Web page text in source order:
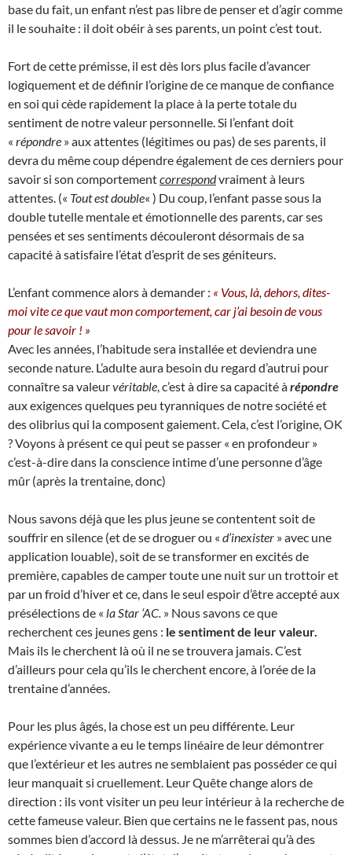
base du fait, un enfant n’est pas libre de penser et d’agir comme
il le souhaite : il doit obéir à ses parents, un point c’est tout.
Fort de cette prémisse, il est dès lors plus facile d’avancer
logiquement et de définir l’origine de ce manque de confiance
en soi qui cède rapidement la place à la perte totale du
sentiment de notre valeur personnelle. Si l’enfant doit
« répondre » aux attentes (légitimes ou pas) de ses parents, il
devra du même coup dépendre également de ces derniers pour
savoir si son comportementcorrespondvraiment à leurs
attentes. (« Tout est double« ) Du coup, l’enfant passe sous la
double tutelle mentale et émotionnelle des parents, car ses
pensées et ses sentiments découleront désormais de sa
capacité à satisfaire l’état d’esprit de ses géniteurs.
L’enfant commence alors à demander : « Vous, là, dehors, dites-
moi vite ce que vaut mon comportement, car j’ai besoin de vous
pour le savoir ! »
Avec les années, l’habitude sera installée et deviendra une
seconde nature. L’adulte aura besoin du regard d’autrui pour
connaître sa valeurvéritable , c’est à dire sa capacité àrépondre
aux exigences quelques peu tyranniques de notre société et
des olibrius qui la composent gaiement. Cela, c’est l’origine, OK
? Voyons à présent ce qui peut se passer « en profondeur »
c’est-à-dire dans la conscience intime d’une personne d’âge
mûr (après la trentaine, donc)
Nous savons déjà que les plus jeune se contentent soit de
souffrir en silence (et de se droguer ou « d’inexister » avec une
application louable), soit de se transformer en excités de
première, capables de camper toute une nuit sur un trottoir et
par un froid d’hiver et ce, dans le seul espoir d’être accepté aux
présélections de « la Star ‘AC. » Nous savons ce que
recherchent ces jeunes gens : le sentiment de leur valeur.
Mais ils le cherchent là où il ne se trouvera jamais. C’est
d’ailleurs pour cela qu’ils le cherchent encore, à l’orée de la
trentaine d’années.
Pour les plus âgés, la chose est un peu différente. Leur
expérience vivante a eu le temps linéaire de leur démontrer
que l’extérieur et les autres ne semblaient pas posséder ce qui
leur manquait si cruellement. Leur Quête change alors de
direction : ils vont visiter un peu leur intérieur à la recherche de
cette fameuse valeur. Bien que certains ne le fassent pas, nous
sommes bien d’accord là dessus. Je ne m’arrêterai qu’à des